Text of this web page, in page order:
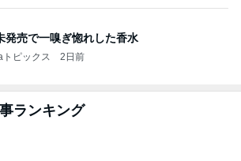
屋久島ヨガ 古民家ヨガ小松 yoga studio as 加賀
大聖寺
スポクラのハシゴ記録と食レポのブログ